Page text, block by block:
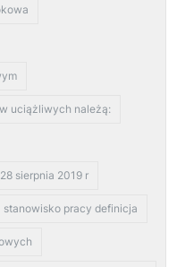
uciążliwych należą:
sierpnia 2019 r
stanowisko pracy definicja